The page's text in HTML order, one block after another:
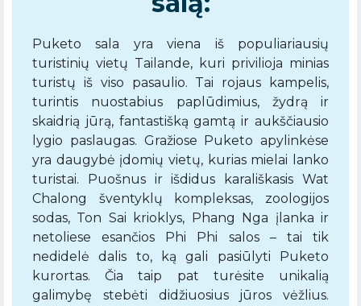
Puketo sala yra viena iš populiariausių
turistinių vietų Tailande, kuri privilioja minias
turistų iš viso pasaulio. Tai rojaus kampelis,
turintis nuostabius paplūdimius, žydrą ir
skaidrią jūrą, fantastišką gamtą ir aukščiausio
lygio paslaugas. Gražiose Puketo apylinkėse
yra daugybė įdomių vietų, kurias mielai lanko
turistai. Puošnus ir išdidus karališkasis Wat
Chalong šventyklų kompleksas, zoologijos
sodas, Ton Sai krioklys, Phang Nga įlanka ir
netoliese esančios Phi Phi salos – tai tik
nedidelė dalis to, ką gali pasiūlyti Puketo
kurortas. Čia taip pat turėsite unikalią
galimybę stebėti didžiuosius jūros vėžlius.